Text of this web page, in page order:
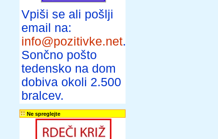
Vpiši se ali pošlji
email na:
info@pozitivke.net.
Sončno pošto
tedensko na dom
dobiva okoli 2.500
bralcev.
Ne spreglejte